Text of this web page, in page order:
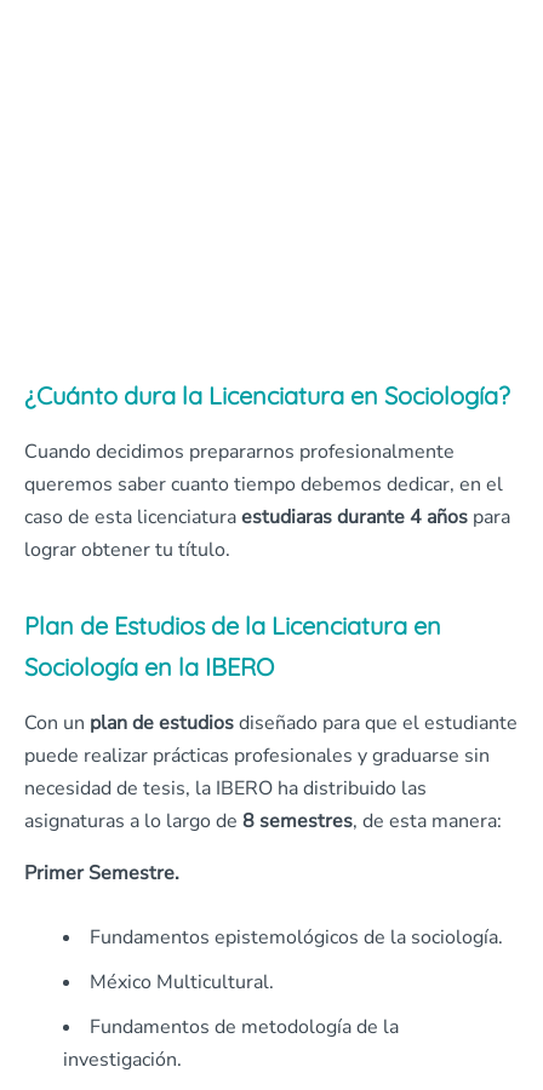
¿Cuánto dura la Licenciatura en Sociología?
Cuando decidimos prepararnos profesionalmente
queremos saber cuanto tiempo debemos dedicar, en el
caso de esta licenciaturaestudiaras durante 4 años para
lograr obtener tu título.
Plan de Estudios de la Licenciatura en
Sociología en la IBERO
Con un plan de estudiosdiseñado para que el estudiante
puede realizar prácticas profesionales y graduarse sin
necesidad de tesis, la IBERO ha distribuido las
asignaturas a lo largo de 8 semestres, de esta manera:
Primer Semestre.
Fundamentos epistemológicos de la sociología.
México Multicultural.
Fundamentos de metodología de la
investigación.